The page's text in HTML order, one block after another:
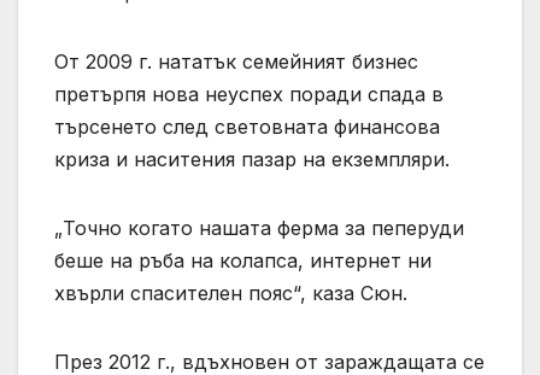
От 2009 г. нататък семейният бизнес
претърпя нова неуспех поради спада в
търсенето след световната финансова
криза и наситения пазар на екземпляри.
„Точно когато нашата ферма за пеперуди
беше на ръба на колапса, интернет ни
хвърли спасителен пояс“, каза Сюн.
През 2012 г., вдъхновен от зараждащата се